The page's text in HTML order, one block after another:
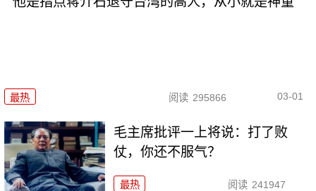
最热 阅读 295866 03-01
毛主席批评一上将说：打了败
仗，你还不服气？
最热 阅读 241947